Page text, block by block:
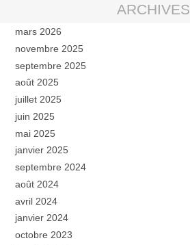
ARCHIVES
mars 2026
novembre 2025
septembre 2025
août 2025
juillet 2025
juin 2025
mai 2025
janvier 2025
septembre 2024
août 2024
avril 2024
janvier 2024
octobre 2023